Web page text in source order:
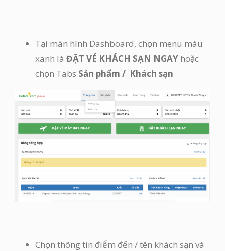
Tại màn hình Dashboard, chọn menu màu
xanh là ĐẶT VÉ KHÁCH SẠN NGAY hoặc
chọn Tabs Sản phẩm / Khách sạn
Chọn thông tin điểm đến / tên khách sạn và